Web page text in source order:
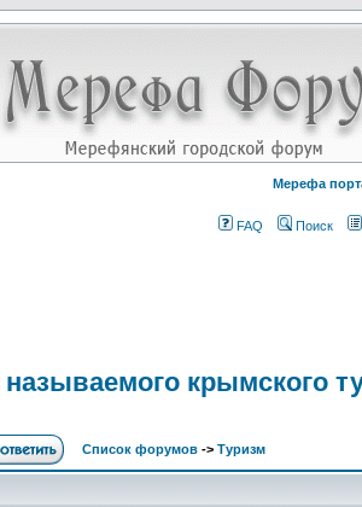
Мерефа
FAQ Поиск
крымского
Список форумов -> Туризм